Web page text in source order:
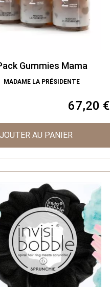
Gummies Mama
MADAME LA PRÉSIDENTE
67,20 €
AU PANIER